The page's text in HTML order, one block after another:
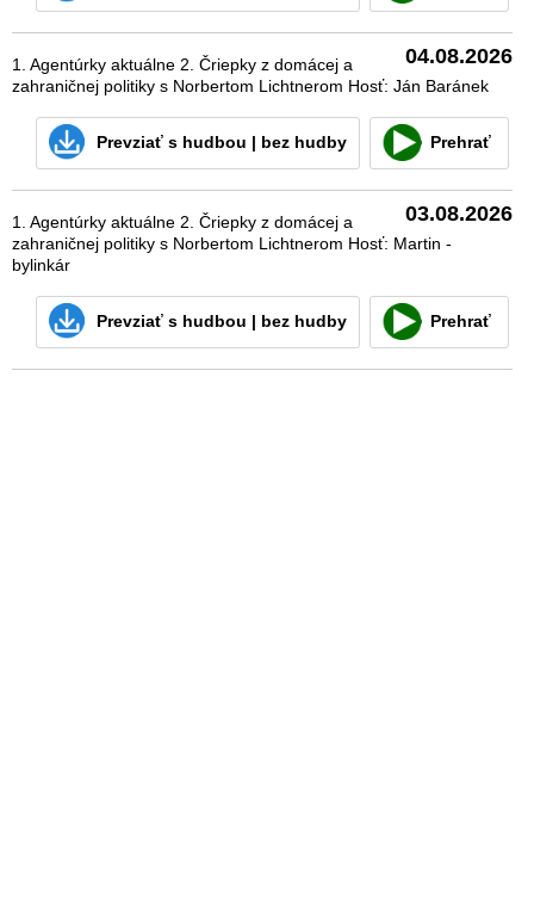
04.08.2026
1. Agentúrky aktuálne 2. Čriepky z domácej a
zahraničnej politiky s Norbertom Lichtnerom Hosť: Ján Baránek
Prevziať s hudbou | bez hudby Prehrať
03.08.2026
1. Agentúrky aktuálne 2. Čriepky z domácej a
zahraničnej politiky s Norbertom Lichtnerom Hosť: Martin -
bylinkár
Prevziať s hudbou | bez hudby Prehrať